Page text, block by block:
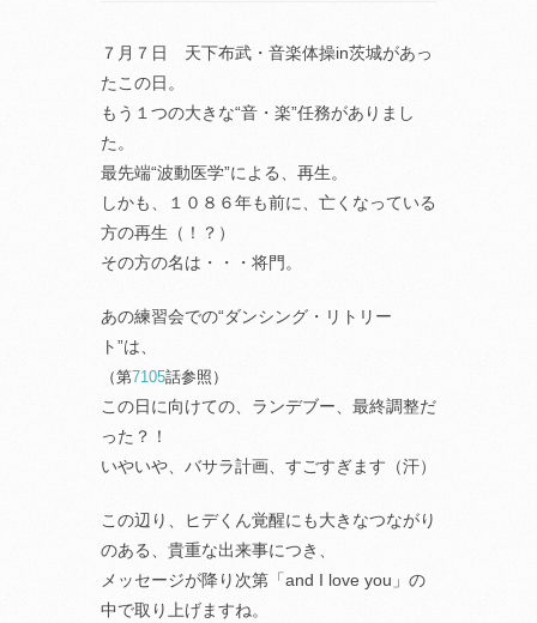
７月７日 天下布武・音楽体操in茨城があっ
たこの日。
もう１つの大きな“音・楽”任務がありまし
た。
最先端“波動医学”による、再生。
しかも、１０８６年も前に、亡くなっている
方の再生（！？）
その方の名は・・・将門。
あの練習会での“ダンシング・リトリー
ト”は、
（第7105話参照）
この日に向けての、ランデブー、最終調整だ
った？！
いやいや、バサラ計画、すごすぎます（汗）
この辺り、ヒデくん覚醒にも大きなつながり
のある、貴重な出来事につき、
メッセージが降り次第「and I love you」の
中で取り上げますね。